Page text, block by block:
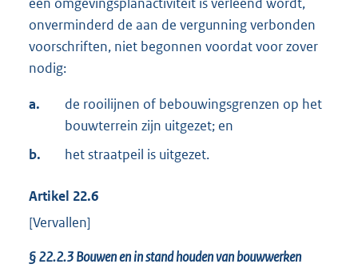
onverminderd de aan de vergunning verbonden
voorschriften, niet begonnen voordat voor zover
nodig:
a.
de rooilijnen of bebouwingsgrenzen op het
bouwterrein zijn uitgezet; en
b.
het straatpeil is uitgezet.
Artikel 22.6
[Vervallen]
§22.2.3Bouwen en in stand houden van bouwwerken